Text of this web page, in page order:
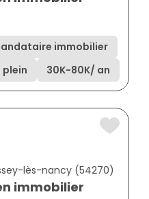
immobilier
plein 30K-80K/ an
lès-nancy (54270)
immobilier